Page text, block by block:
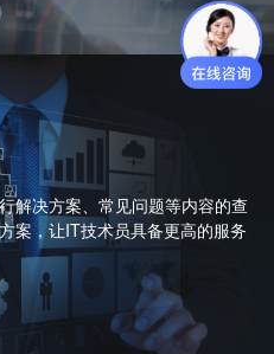
解决方案、常见问题等内容的查
案，让IT技术员具备更高的服务